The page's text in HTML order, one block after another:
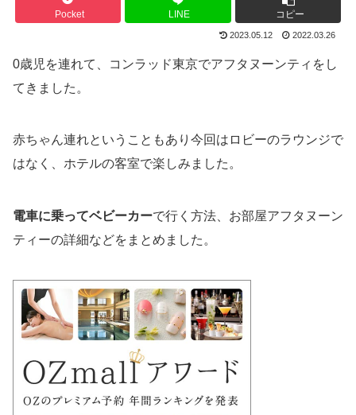
Pocket LINE コピー
2023.05.12 2022.03.26
0歳児を連れて、コンラッド東京でアフタヌーンティをし
てきました。
赤ちゃん連れということもあり今回はロビーのラウンジで
はなく、ホテルの客室で楽しみました。
電車に乗ってベビーカーで行く方法、お部屋アフタヌーン
ティーの詳細などをまとめました。